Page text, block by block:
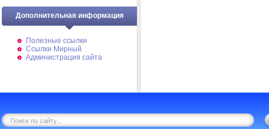
Дополнительная информация
Полезные ссылки
Ссылки Мирный
Администрация сайта